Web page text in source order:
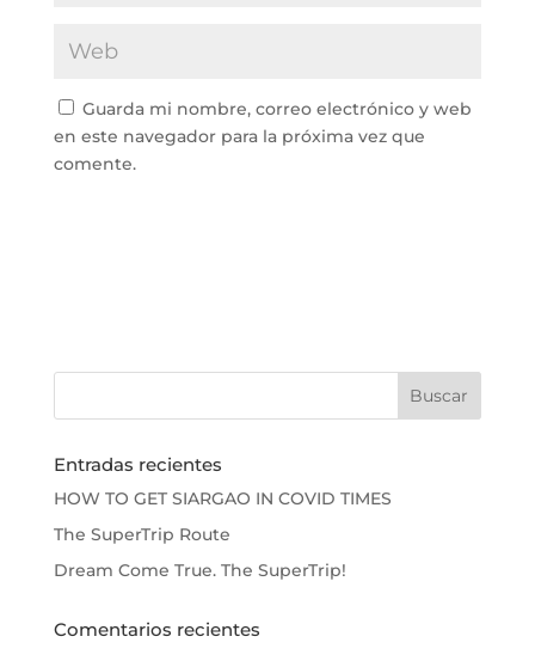
Guarda mi nombre, correo electrónico y web
en este navegador para la próxima vez que
comente.
Entradas recientes
HOW TO GET SIARGAO IN COVID TIMES
The SuperTrip Route
Dream Come True. The SuperTrip!
Comentarios recientes